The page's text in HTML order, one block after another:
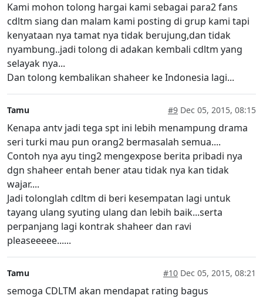
Kami mohon tolong hargai kami sebagai para2 fans
cdltm siang dan malam kami posting di grup kami tapi
kenyataan nya tamat nya tidak berujung,dan tidak
nyambung..jadi tolong di adakan kembali cdltm yang
selayak nya...
Dan tolong kembalikan shaheer ke Indonesia lagi...
Tamu #9 Dec 05, 2015, 08:15
Kenapa antv jadi tega spt ini lebih menampung drama
seri turki mau pun orang2 bermasalah semua....
Contoh nya ayu ting2 mengexpose berita pribadi nya
dgn shaheer entah bener atau tidak nya kan tidak
wajar....
Jadi tolonglah cdltm di beri kesempatan lagi untuk
tayang ulang syuting ulang dan lebih baik...serta
perpanjang lagi kontrak shaheer dan ravi
pleaseeeee......
Tamu #10 Dec 05, 2015, 08:21
semoga CDLTM akan mendapat rating bagus